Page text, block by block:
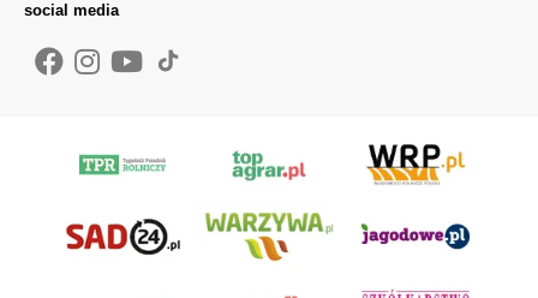
social media